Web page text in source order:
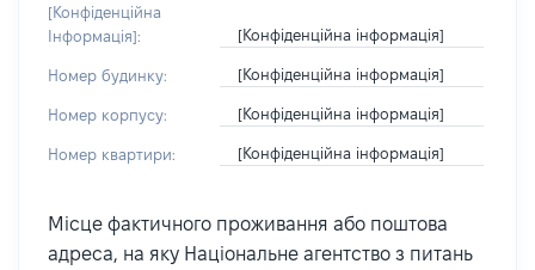
[Конфіденційна
Інформація]:
[Конфіденційна інформація]
Номер будинку: [Конфіденційна інформація]
Номер корпусу: [Конфіденційна інформація]
Номер квартири: [Конфіденційна інформація]
Місце фактичного проживання або поштова
адреса, на яку Національне агентство з питань